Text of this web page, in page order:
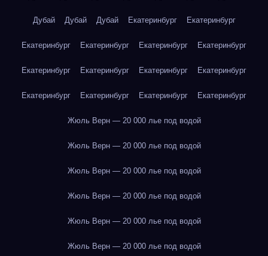
Дубай Дубай Дубай Екатеринбург Екатеринбург
Екатеринбург Екатеринбург Екатеринбург Екатеринбург
Екатеринбург Екатеринбург Екатеринбург Екатеринбург
Екатеринбург Екатеринбург Екатеринбург Екатеринбург
Жюль Верн — 20 000 лье под водой
Жюль Верн — 20 000 лье под водой
Жюль Верн — 20 000 лье под водой
Жюль Верн — 20 000 лье под водой
Жюль Верн — 20 000 лье под водой
Жюль Верн — 20 000 лье под водой